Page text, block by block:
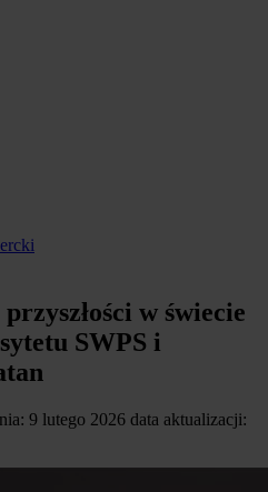
w świecie
SWPS i
9 lutego 2026 data aktualizacji: